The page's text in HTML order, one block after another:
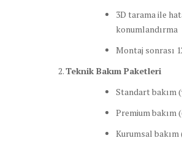
3D tarama ile
konumlandırma
Montaj sonrası
Teknik Bakım Paketleri
Standart bakım
Premium bakım
Kurumsal bakım